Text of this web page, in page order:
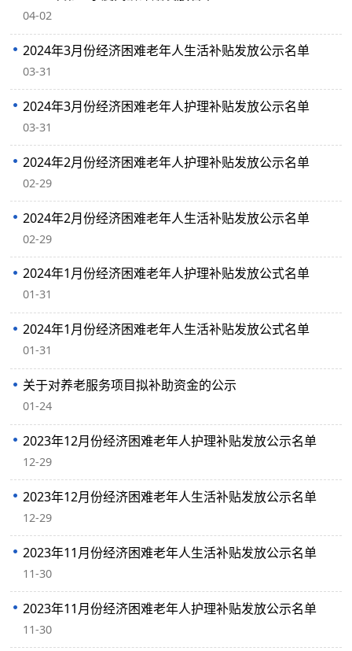
04-02
2024年3月份经济困难老年人生活补贴发放公示名单
03-31
2024年3月份经济困难老年人护理补贴发放公示名单
03-31
2024年2月份经济困难老年人护理补贴发放公示名单
02-29
2024年2月份经济困难老年人生活补贴发放公示名单
02-29
2024年1月份经济困难老年人护理补贴发放公式名单
01-31
2024年1月份经济困难老年人生活补贴发放公式名单
01-31
关于对养老服务项目拟补助资金的公示
01-24
2023年12月份经济困难老年人护理补贴发放公示名单
12-29
2023年12月份经济困难老年人生活补贴发放公示名单
12-29
2023年11月份经济困难老年人生活补贴发放公示名单
11-30
2023年11月份经济困难老年人护理补贴发放公示名单
11-30